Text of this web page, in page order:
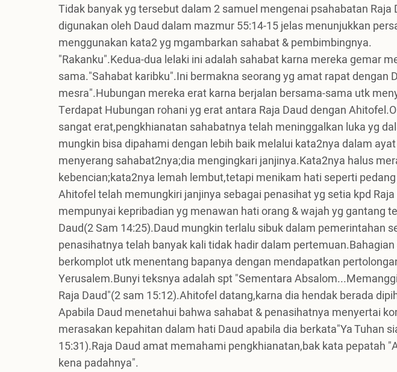
Tidak banyak yg tersebut dalam 2 samuel mengenai psahabatan
digunakan oleh Daud dalam mazmur 55:14-15 jelas menunjukkan
menggunakan kata2 yg mgambarkan sahabat & pembimbingnya.
"Rakanku".Kedua-dua lelaki ini adalah sahabat karna mereka gemar
sama."Sahabat karibku".Ini bermakna seorang yg amat rapat dengan
mesra".Hubungan mereka erat karna berjalan bersama-sama utk
Terdapat Hubungan rohani yg erat antara Raja Daud dengan
sangat erat,pengkhianatan sahabatnya telah meninggalkan luka yg
mungkin bisa dipahami dengan lebih baik melalui kata2nya dalam
menyerang sahabat2nya;dia mengingkari janjinya.Kata2nya halus
kebencian;kata2nya lemah lembut,tetapi menikam hati seperti
Ahitofel telah memungkiri janjinya sebagai penasihat yg setia kpd
mempunyai kepribadian yg menawan hati orang & wajah yg gantang
Daud(2 Sam 14:25).Daud mungkin terlalu sibuk dalam pemerintahan
penasihatnya telah banyak kali tidak hadir dalam
berkomplot utk menentang bapanya dengan mendapatkan
Yerusalem.Bunyi teksnya adalah spt "Sementara
Raja Daud"(2 sam 15:12).Ahitofel datang,karna dia hendak berada
Apabila Daud menetahui bahwa sahabat & penasihatnya menyertai
merasakan kepahitan dalam hati Daud apabila dia berkata"Ya Tuhan
15:31).Raja Daud amat memahami pengkhianatan,bak kata pepatah
kena padahnya".